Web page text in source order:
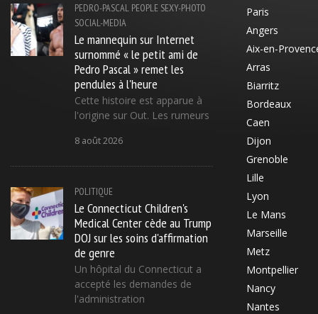
PEDRO-PASCAL PEOPLE SEXY-PHOTO
SOCIAL-MEDIA
Le mannequin sur Internet
surnommé « le petit ami de
Pedro Pascal » remet les
pendules à l'heure
Cette histoire est apparue à
l'origine sur Out. Les rumeurs
8 août 2026
POLITIQUE
Le Connecticut Children's
Medical Center cède au Trump
DOJ sur les soins d'affirmation
de genre
Un hôpital du Connecticut a
accepté les demandes de
l'administration
Paris
Angers
Aix-en-
Arras
Biarritz
Bordeaux
Caen
Dijon
Grenoble
Lille
Lyon
Le Mans
Marseille
Metz
Montpellier
Nancy
Nantes